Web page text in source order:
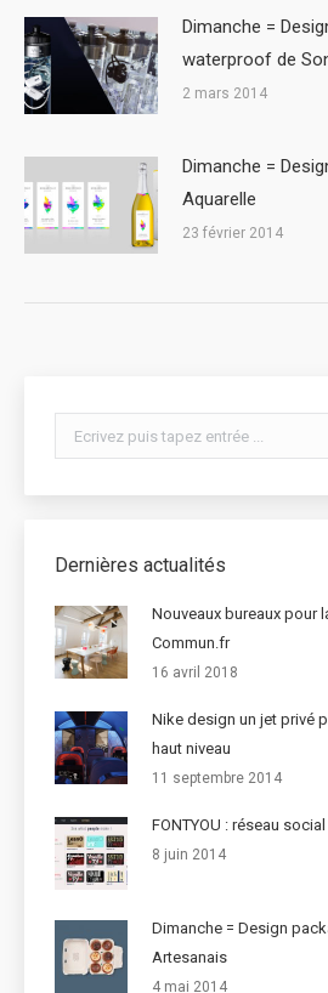
Dimanche =
waterproof de
2 mars 2014
Dimanche =
Aquarelle
23 février 2014
Dernières actualités
Nouveaux bureaux pour
Commun.fr
16 avril 2018
Nike design un jet privé
haut niveau
11 septembre 2014
FONTYOU : réseau
8 juin 2014
Dimanche = Design
Artesanais
4 mai 2014